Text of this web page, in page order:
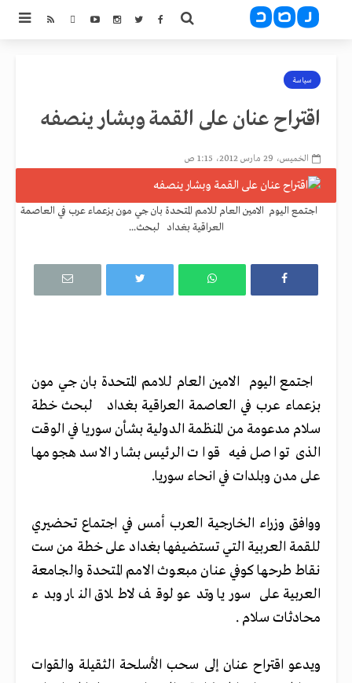
سياسة
اقتراح عنان على القمة وبشار ينصفه
الخميس، 29 مارس 2012، 1:15 ص
اجتمع اليوم الامين العام للامم المتحدة بان جي مون بزعماء عرب في العاصمة
العراقية بغداد لبحث...
اجتمع اليوم الامين العام للامم المتحدة بان جي مون
بزعماء عرب في العاصمة العراقية بغداد لبحث خطة
سلام مدعومة من المنظمة الدولية بشأن سوريا في الوقت
الذى تواصل فيه قوات الرئيس بشار الاسد هجومها
على مدن وبلدات في انحاء سوريا.
ووافق وزراء الخارجية العرب أمس في اجتماع تحضيري
للقمة العربية التي تستضيفها بغداد على خطة من ست
نقاط طرحها كوفي عنان مبعوث الامم المتحدة والجامعة
العربية على سوريا وتدعو لوقف لاطلاق النار وبدء
محادثات سلام .
ويدعو اقتراح عنان إلى سحب الأسلحة الثقيلة والقوات